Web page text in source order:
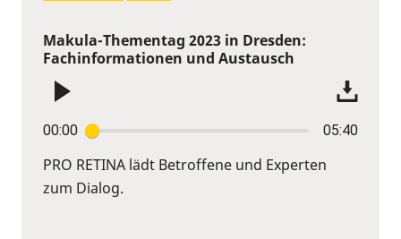
Makula-Thementag 2023 in Dresden:
Fachinformationen und Austausch
00:00 05:40
PRO RETINA lädt Betroffene und Experten
zum Dialog.